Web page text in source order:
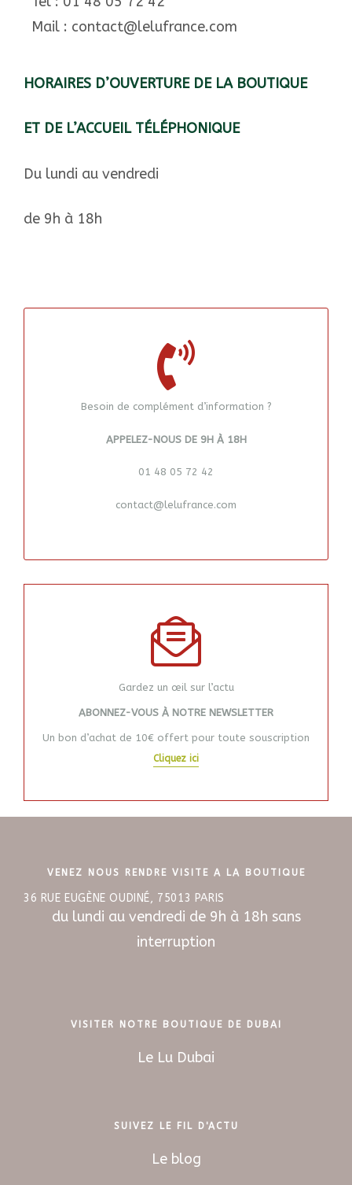
Mail : contact@lelufrance.com
HORAIRES D’OUVERTURE DE LA BOUTIQUE
ET DE L’ACCUEIL TÉLÉPHONIQUE
Du lundi au vendredi
de 9h à 18h
Besoin de complément d’information ?
APPELEZ-NOUS DE 9H À 18H
01 48 05 72 42
contact@lelufrance.com
Gardez un œil sur l’actu
ABONNEZ-VOUS À NOTRE NEWSLETTER
Un bon d’achat de 10€ offert pour toute souscription
Cliquez ici
VENEZ NOUS RENDRE VISITE A LA BOUTIQUE
36 RUE EUGÈNE OUDINÉ, 75013 PARIS
du lundi au vendredi de 9h à 18h sans
interruption
VISITER NOTRE BOUTIQUE DE DUBAI
Le Lu Dubai
SUIVEZ LE FIL D'ACTU
Le blog